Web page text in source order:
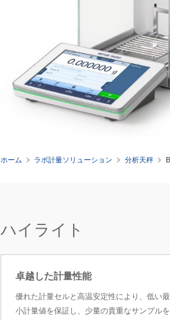
ホーム ラボ計量ソリューション 分析天秤
ハイライト
卓越した計量性能
優れた計量セルと高温安定性により、低い最
小計量値を保証し、少量の貴重なサンプルを